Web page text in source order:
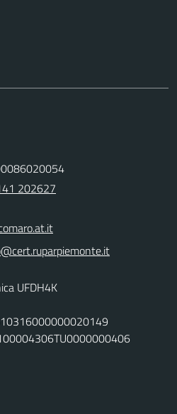
202627
UFDH4K